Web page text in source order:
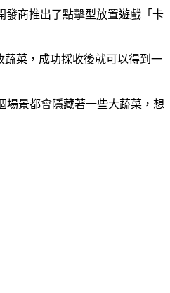
發商推出了點擊型放置遊戲「卡
蔬菜，成功採收後就可以得到一
場景都會隱藏著一些大蔬菜，想